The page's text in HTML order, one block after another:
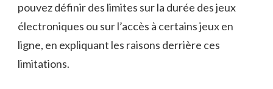
pouvez⁣ définir des limites sur la durée ⁣des jeux
électroniques ou sur l’accès à ​certains⁢ jeux en⁢
ligne, en expliquant les raisons derrière ces
limitations.